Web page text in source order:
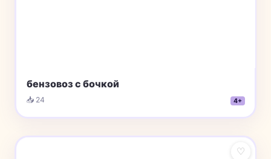
бензовоз с бочкой
📥 24 4+
♡